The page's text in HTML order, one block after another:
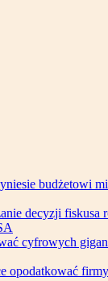
budżetowi
decyzji fiskusa
cyfrowych
opodatkować